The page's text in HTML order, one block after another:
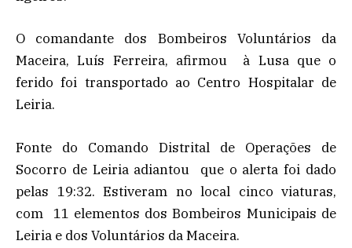
O comandante dos Bombeiros Voluntários da
Maceira, Luís Ferreira, afirmou à Lusa que o
ferido foi transportado ao Centro Hospitalar de
Leiria.
Fonte do Comando Distrital de Operações de
Socorro de Leiria adiantou que o alerta foi dado
pelas 19:32. Estiveram no local cinco viaturas,
com 11 elementos dos Bombeiros Municipais de
Leiria e dos Voluntários da Maceira.